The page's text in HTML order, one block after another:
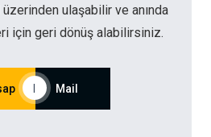
ulaşabilir ve anında
için geri dönüş alabilirsiniz.
Mail